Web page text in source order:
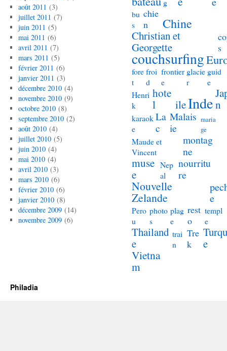
août 2011 (3)
juillet 2011 (7)
juin 2011 (5)
mai 2011 (6)
avril 2011 (7)
mars 2011 (5)
février 2011 (6)
janvier 2011 (3)
décembre 2010(4)
novembre 2010(9)
octobre 2010(8)
septembre 2010(2)
août 2010(4)
juillet 2010(5)
juin 2010(4)
mai 2010(4)
avril 2010(3)
mars 2010(6)
février 2010(6)
janvier 2010(8)
décembre 2009(14)
novembre 2009(6)
g
bu
s
chie
n
Chine
Christian et
Georgette
s
couchsurfing
fore
t
froi
d
frontier
e
glacie
r
guid
e
Henri
k
hote
l
ileInden
karaok
e
La
c
Malais
ie
maria
ge
Maude et
Vincent
montag
ne
muse
e
Nep
al
nourritu
re
Nouvelle
Zelande
e
Pero
u
photo
s
plag
e
rest
o
templ
e
Thailand
e
trai
n
Tre
k
e
Vietna
m
Philadia